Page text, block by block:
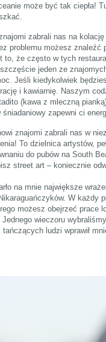
może być tak ciepła!
zabrali nas na
problemu możesz
to, że często w tych
jeden ze
Jeśli kiedykolwiek
i kawiarnię. Naszym
(kawa z mleczną
zapewni ci
znajomi zabrali nas w
To dzielnica artystów,
do pubów na South
street art – koniecznie
na mnie największe
W każdy
możesz obejrzeć prace
wieczoru
ludzi wprawił